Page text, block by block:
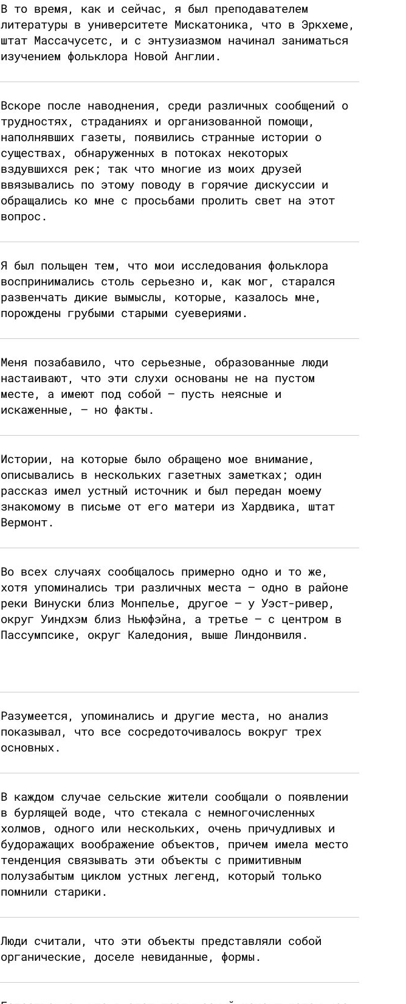
В то время, как и сейчас, я был преподавателем
литературы в университете Мискатоника, что в Эркхеме,
штат Массачусетс, и с энтузиазмом начинал заниматься
изучением фольклора Новой Англии.
Вскоре после наводнения, среди различных сообщений о
трудностях, страданиях и организованной помощи,
наполнявших газеты, появились странные истории о
существах, обнаруженных в потоках некоторых
вздувшихся рек; так что многие из моих друзей
ввязывались по этому поводу в горячие дискуссии и
обращались ко мне с просьбами пролить свет на этот
вопрос.
Я был польщен тем, что мои исследования фольклора
воспринимались столь серьезно и, как мог, старался
развенчать дикие вымыслы, которые, казалось мне,
порождены грубыми старыми суевериями.
Меня позабавило, что серьезные, образованные люди
настаивают, что эти слухи основаны не на пустом
месте, а имеют под собой — пусть неясные и
искаженные, — но факты.
Истории, на которые было обращено мое внимание,
описывались в нескольких газетных заметках; один
рассказ имел устный источник и был передан моему
знакомому в письме от его матери из Хардвика, штат
Вермонт.
Во всех случаях сообщалось примерно одно и то же,
хотя упоминались три различных места — одно в районе
реки Винуски близ Монпелье, другое — у Уэст-ривер,
округ Уиндхэм близ Ньюфэйна, а третье — с центром в
Пассумпсике, округ Каледония, выше Линдонвиля.
Разумеется, упоминались и другие места, но анализ
показывал, что все сосредоточивалось вокруг трех
основных.
В каждом случае сельские жители сообщали о появлении
в бурлящей воде, что стекала с немногочисленных
холмов, одного или нескольких, очень причудливых и
будоражащих воображение объектов, причем имела место
тенденция связывать эти объекты с примитивным
полузабытым циклом устных легенд, который только
помнили старики.
Люди считали, что эти объекты представляли собой
органические, доселе невиданные, формы.